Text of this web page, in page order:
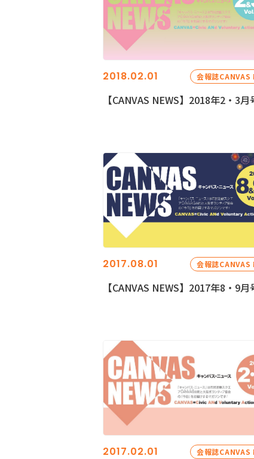
2018.02.01 会報誌CANVAS
【CANVAS NEWS】2018年2・3月
2017.08.01 会報誌CANVAS
【CANVAS NEWS】2017年8・9月
2017.02.01 会報誌CANVAS